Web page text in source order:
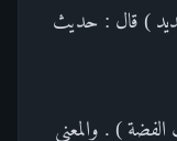
) قال : حديث
الفضة ) . والمعني